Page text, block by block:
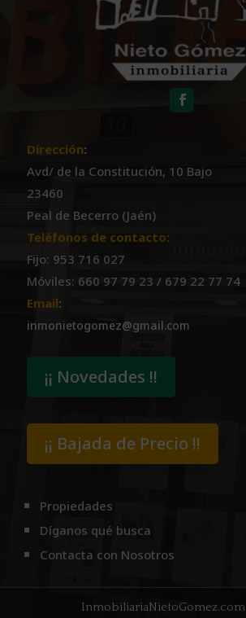
Dirección:
Avd/ de la Constitución, 10 Bajo
23460
Peal de Becerro (Jaén)
Teléfonos de contacto:
Fijo: 953 716 027
Móviles: 660 97 79 23 / 679 22 77 74
Email:
inmonietogomez@gmail.com
¡¡ Novedades !!
¡¡ Bajada de Precio !!
Propiedades
Díganos qué busca
Contacta con Nosotros
InmobiliariaNietoGomez.com